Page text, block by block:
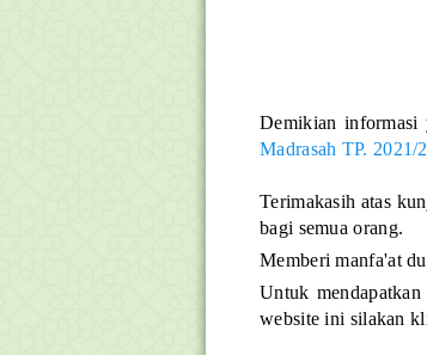
Demikian informasi
Madrasah TP. 2021/
Terimakasih atas
bagi semua orang.
Memberi manfa'at
Untuk
website ini silakan